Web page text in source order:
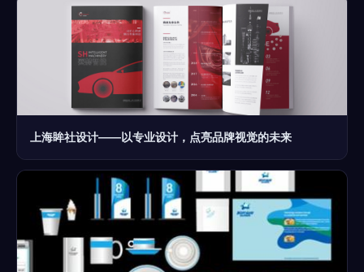
上海眸社设计——以专业设计，点亮品牌视觉的未来